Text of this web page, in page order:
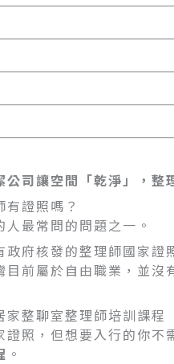
公司讓空間「乾淨」，整
有證照嗎？
人最常問的問題之一。
政府核發的整理師國家證
目前屬於自由職業，並
家整聊室整理師培訓課程
證照，但想要入行的你
。